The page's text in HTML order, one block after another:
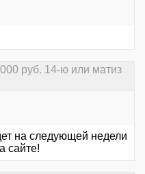
руб. 14-ю или матиз
на следующей недели
сайте!